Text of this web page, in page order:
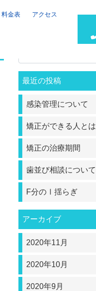
料金表 アクセス
最近の投稿
感染管理について
矯正ができる人とは
矯正の治療期間
歯並び相談について
F分のⅠ揺らぎ
アーカイブ
2020年11月
2020年10月
2020年9月